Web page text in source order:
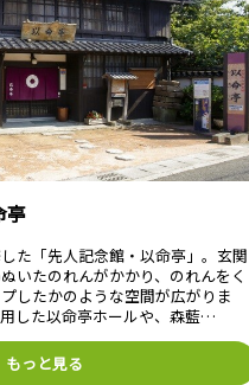
亭
た「先人記念館・以命亭」。玄関
いたのれんがかかり、のれんをく
したかのような空間が広がりま
した以命亭ホールや、森藍…
もっと見る